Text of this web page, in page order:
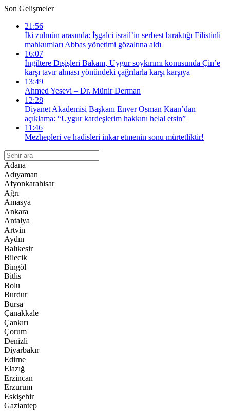
Son Gelişmeler
21:56
İki zulmün arasında: İşgalci israil’in serbest bıraktığı Filistinli
mahkumları Abbas yönetimi gözaltına aldı
16:07
İngiltere Dışişleri Bakanı, Uygur soykırımı konusunda Çin’e
karşı tavır alması yönündeki çağrılarla karşı karşıya
13:49
Ahmed Yesevi – Dr. Münir Derman
12:28
Diyanet Akademisi Başkanı Enver Osman Kaan’dan
açıklama: “Uygur kardeşlerim hakkını helal etsin”
11:46
Mezhepleri ve hadisleri inkar etmenin sonu mürtetliktir!
Adana
Adıyaman
Afyonkarahisar
Ağrı
Amasya
Ankara
Antalya
Artvin
Aydın
Balıkesir
Bilecik
Bingöl
Bitlis
Bolu
Burdur
Bursa
Çanakkale
Çankırı
Çorum
Denizli
Diyarbakır
Edirne
Elazığ
Erzincan
Erzurum
Eskişehir
Gaziantep